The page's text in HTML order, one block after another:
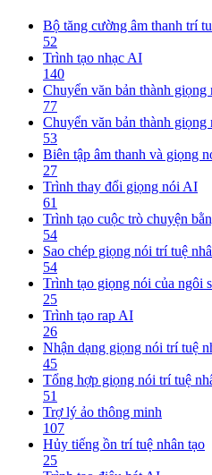
Bộ tăng cường âm thanh trí
52
Trình tạo nhạc AI
140
Chuyển văn bản thành giọng
77
Chuyển văn bản thành giọng
53
Biên tập âm thanh và giọng
27
Trình thay đổi giọng nói AI
61
Trình tạo cuộc trò chuyện
54
Sao chép giọng nói trí tuệ
54
Trình tạo giọng nói của ngôi
25
Trình tạo rap AI
26
Nhận dạng giọng nói trí tuệ
45
Tổng hợp giọng nói trí tuệ
51
Trợ lý ảo thông minh
107
Hủy tiếng ồn trí tuệ nhân tạo
25